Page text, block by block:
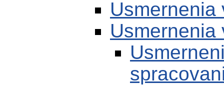
Usmernenia
Usmernenia